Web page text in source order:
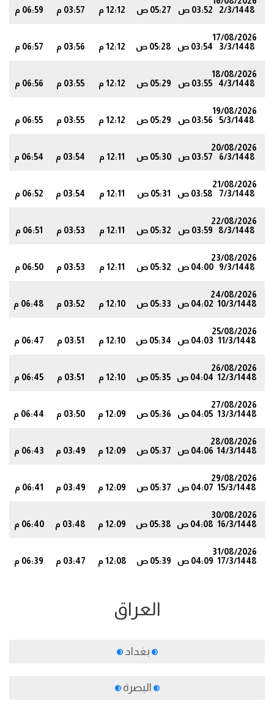
2/3/1448
03:52 ص 05:27 ص 12:12 م 03:57 م 06:59 م
17/08/2026
3/3/1448
03:54 ص 05:28 ص 12:12 م 03:56 م 06:57 م
18/08/2026
4/3/1448
03:55 ص 05:29 ص 12:12 م 03:55 م 06:56 م
19/08/2026
5/3/1448
03:56 ص 05:29 ص 12:12 م 03:55 م 06:55 م
20/08/2026
6/3/1448
03:57 ص 05:30 ص 12:11 م 03:54 م 06:54 م
21/08/2026
7/3/1448
03:58 ص 05:31 ص 12:11 م 03:54 م 06:52 م
22/08/2026
8/3/1448
03:59 ص 05:32 ص 12:11 م 03:53 م 06:51 م
23/08/2026
9/3/1448
04:00 ص 05:32 ص 12:11 م 03:53 م 06:50 م
24/08/2026
10/3/1448 04:02 ص 05:33 ص 12:10 م 03:52 م 06:48 م
25/08/2026
11/3/1448 04:03 ص 05:34 ص 12:10 م 03:51 م 06:47 م
26/08/2026
12/3/1448 04:04 ص 05:35 ص 12:10 م 03:51 م 06:45 م
27/08/2026
13/3/1448 04:05 ص 05:36 ص 12:09 م 03:50 م 06:44 م
28/08/2026
14/3/1448 04:06 ص 05:37 ص 12:09 م 03:49 م 06:43 م
29/08/2026
15/3/1448 04:07 ص 05:37 ص 12:09 م 03:49 م 06:41 م
30/08/2026
16/3/1448 04:08 ص 05:38 ص 12:09 م 03:48 م 06:40 م
31/08/2026
17/3/1448 04:09 ص 05:39 ص 12:08 م 03:47 م 06:39 م
العراق
بغداد
البصرة